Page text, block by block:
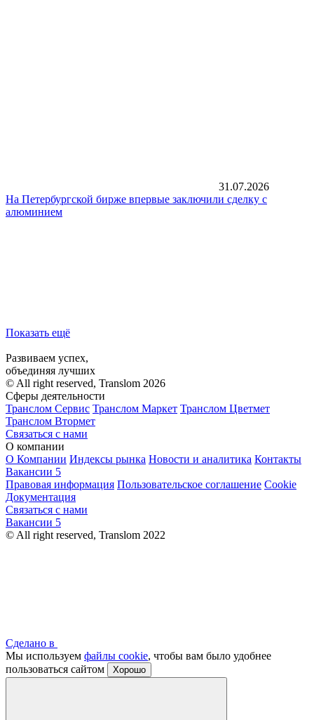
31.07.2026
На Петербургской бирже впервые заключили сделку с
алюминием
Показать ещё
Развиваем успех,
объединяя лучших
© All right reserved, Translom 2026
Сферы деятельности
Транслом Сервис Транслом Маркет Транслом Цветмет
Транслом Втормет
Связаться с нами
О компании
О Компании Индексы рынка Новости и аналитика Контакты
Вакансии 5
Правовая информация Пользовательское соглашение Cookie
Документация
Связаться с нами
Вакансии 5
© All right reserved, Translom 2022
Сделано в
Мы используем файлы cookie, чтобы вам было удобнее
пользоваться сайтом
Хорошо